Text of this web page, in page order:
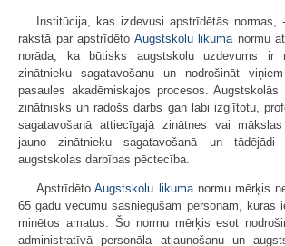
Institūcija, kas izdevusi apstrīdētās normas, -
rakstā par apstrīdēto Augstskolu likumanormu
norāda, ka būtisks augstskolu uzdevums ir
zinātnieku sagatavošanu un nodrošināt
pasaules akadēmiskajos procesos. Augstskolās
zinātnisks un radošs darbs gan labi izglītotu,
sagatavošanā attiecīgajā zinātnes vai
jauno zinātnieku sagatavošanā un tādējādi
augstskolas darbības pēctecība.
ApstrīdētoAugstskolu likumanormu mērķis
65 gadu vecumu sasniegušām personām, kuras
minētos amatus. Šo normu mērķis esot
administratīvā personāla atjaunošanu un